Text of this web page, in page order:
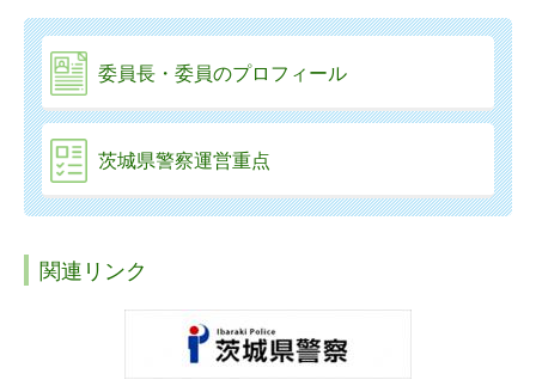
委員長・委員のプロフィール
茨城県警察運営重点
関連リンク